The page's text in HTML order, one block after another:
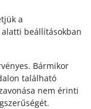
a
alatti beállításokban
Bármikor
található
nem érinti